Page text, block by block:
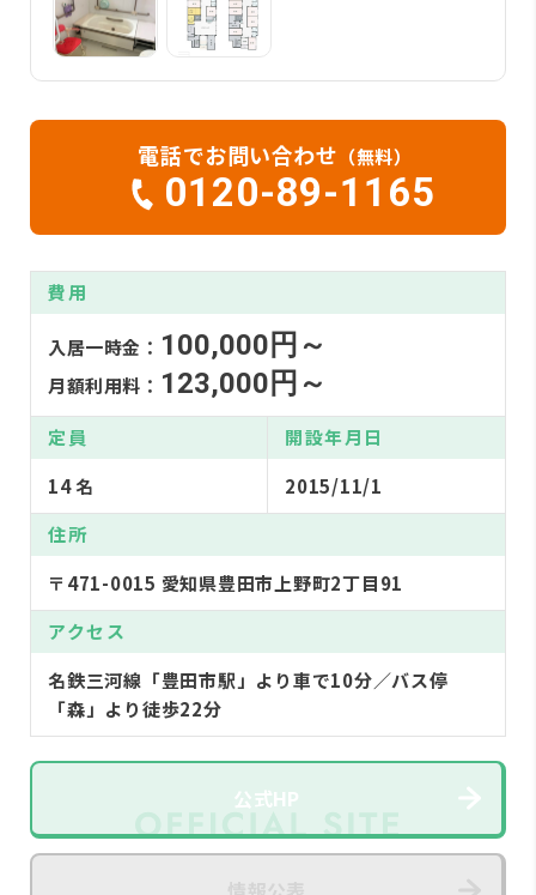
電話でお問い合わせ （無料）
0120-89-1165
費用
入居一時金： 100,000円～
月額利用料： 123,000円～
定員
14 名
開設年月日
2015/11/1
住所
〒471-0015 愛知県豊田市上野町2丁目91
アクセス
名鉄三河線「豊田市駅」より車で10分／バス停
「森」より徒歩22分
公式HP